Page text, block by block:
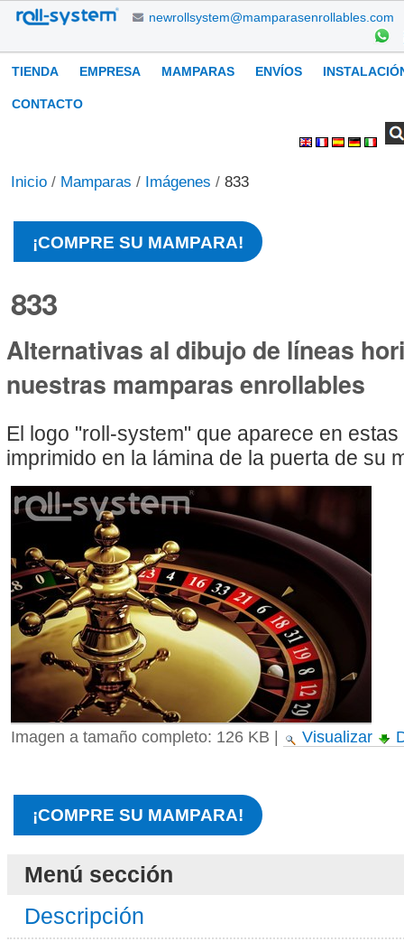
Cambiar
contenido.
Saltar
newrollsystem@mamparasenrollables.com
Navegación
TIENDA EMPRESA MAMPARAS ENVÍOS
CONTACTO
Inicio / Mamparas / Imágenes / 833
¡COMPRE SU MAMPARA!
833
Alternativas al dibujo de líneas
nuestras mamparas enrollables
El logo "roll-system" que aparece en
imprimido en la lámina de la puerta de su
Imagen a tamaño completo: 126 KB Visualizar
¡COMPRE SU MAMPARA!
Menú sección
Descripción